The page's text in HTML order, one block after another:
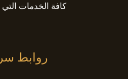
كافة الخدمات
روابط